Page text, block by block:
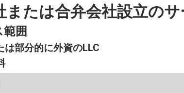
または合弁会社設立のサ
囲
は部分的に外資のLLC